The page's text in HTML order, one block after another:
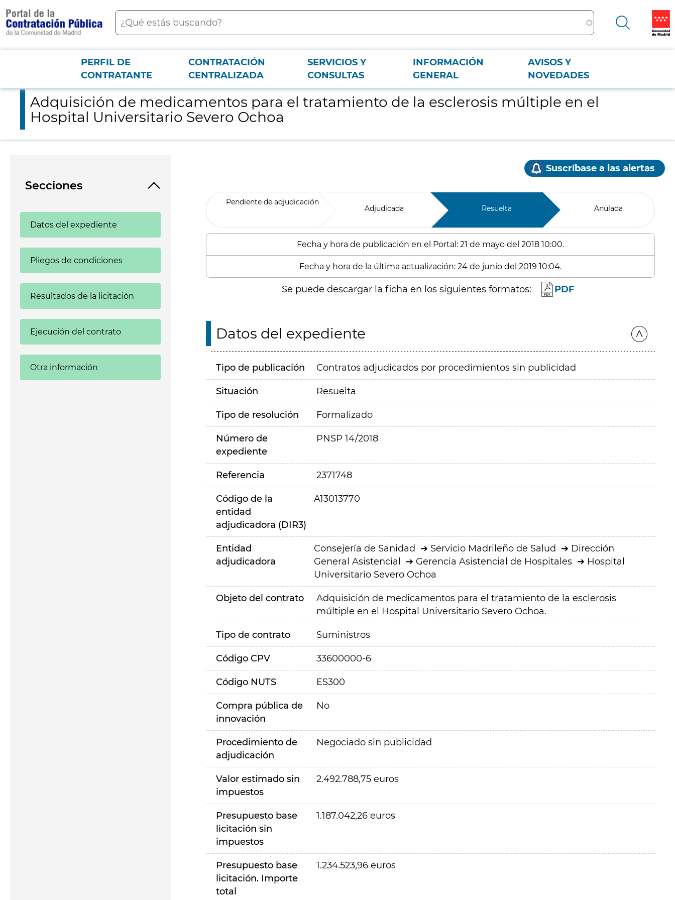
contenido
principal
Buscar
Menú PCON
PERFIL DE
CONTRATANTE
CONTRATACIÓN
CENTRALIZADA
SERVICIOS Y
CONSULTAS
INFORMACIÓN
GENERAL
AVISOS Y
NOVEDADES
Adquisición de medicamentos para el tratamiento de la esclerosis múltiple en el Hospital Universitario Severo Ochoa
Adquisición de medicamentos para el tratamiento de la esclerosis múltiple en el
Hospital Universitario Severo Ochoa
Secciones
Datos del expediente
Pliegos de condiciones
Resultados de la licitación
Ejecución del contrato
Otra información
Suscríbase a las alertas
Pendiente de adjudicación
Adjudicada Resuelta Anulada
Fecha y hora de publicación en el Portal: 21 de mayo del 2018 10:00.
Fecha y hora de la última actualización: 24 de junio del 2019 10:04.
Se puede descargar la ficha en los siguientes formatos: PDF
Datos del expediente
Tipo de publicación Contratos adjudicados por procedimientos sin publicidad
Situación Resuelta
Tipo de resolución Formalizado
Número de
expediente
PNSP 14/2018
Referencia 2371748
Código de la
entidad
adjudicadora (DIR3)
A13013770
Entidad
adjudicadora
Consejería de Sanidad Servicio Madrileño de Salud
Dirección
General Asistencial
Gerencia Asistencial de Hospitales
Hospital
Universitario Severo Ochoa
Objeto del contrato
Adquisición de medicamentos para el tratamiento de la esclerosis
múltiple en el Hospital Universitario Severo Ochoa.
Tipo de contrato Suministros
Código CPV 33600000-6
Código NUTS ES300
Compra pública de
innovación
No
Procedimiento de
adjudicación
Negociado sin publicidad
Valor estimado sin
impuestos
2.492.788,75 euros
Presupuesto base
licitación sin
impuestos
1.187.042,26 euros
Presupuesto base
licitación. Importe
total
1.234.523,96 euros